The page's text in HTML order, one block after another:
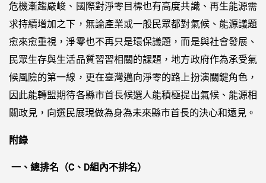
危機漸趨嚴峻、國際對淨零目標也有高度共識、再生能源需
求持續增加之下，無論產業或一般民眾都對氣候、能源議題
愈來愈重視，淨零也不再只是環保議題，而是與社會發展、
民眾生存與生活品質習習相關的課題，地方政府作為承受氣
候風險的第一線，更在臺灣邁向淨零的路上扮演關鍵角色，
因此能轉盟期待各縣市首長候選人能積極提出氣候、能源相
關政見，向選民展現做為身為未來縣市首長的決心和遠見。
附錄
一、總排名（C、D組內不排名）